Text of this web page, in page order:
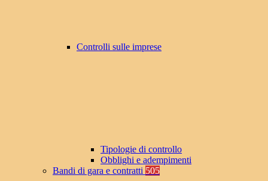
Controlli sulle imprese
Tipologie di controllo
Obblighi e adempimenti
Bandi di gara e contratti 505